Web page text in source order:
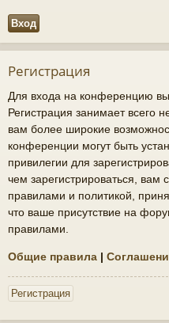
Регистрация
Для входа на конференцию
Регистрация занимает всего
вам более широкие
конференции могут быть
привилегии для
чем зарегистрироваться, вам
правилами и политикой,
что ваше присутствие на
правилами.
Общие правила |
Регистрация